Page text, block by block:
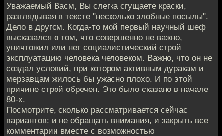
Уважаемый Васм, Вы слегка сгущаете краски,
разглядывая в тексте "несколько злобные посылы".
Дело в другом. Когда-то мой первый научный шеф
высказался о том, что совершенно не важно,
уничтожил или нет социалистический строй
эксплуатацию человека человеком. Важно, что он не
создал условий, при котором активным дуракам и
мерзавцам жилось бы ужасно плохо. И по этой
причине строй обречен. Это было сказано в начале
80-х.
Посмотрите, сколько рассматривается сейчас
вариантов: и не обращать внимания, и закрыть все
комментарии вместе с возможностью